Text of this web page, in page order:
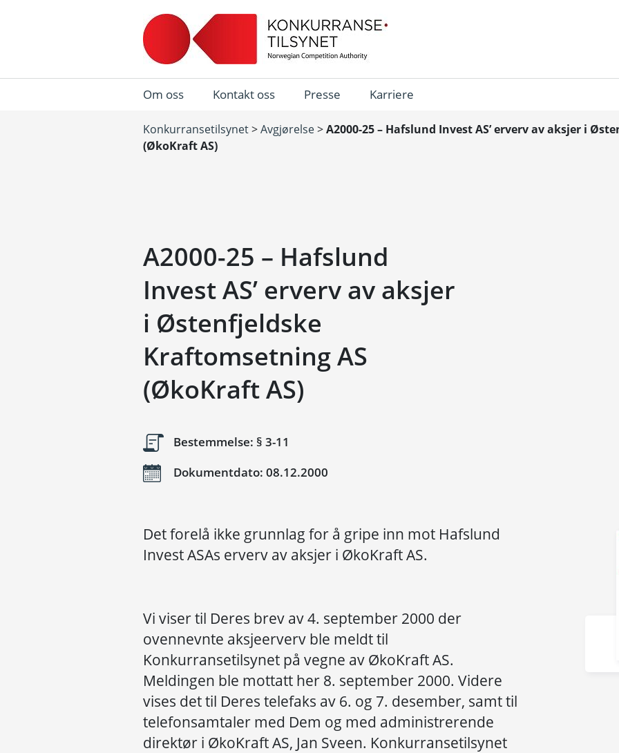
Om oss Kontakt oss Presse Karriere
Konkurransetilsynet>Avgjørelse>A2000-25 – Hafslund Invest AS’ erverv av aksjer i
(ØkoKraft AS)
A2000-25 – Hafslund
Invest AS’ erverv av aksjer
i Østenfjeldske
Kraftomsetning AS
(ØkoKraft AS)
Bestemmelse: § 3-11
Dokumentdato: 08.12.2000
Det forelå ikke grunnlag for å gripe inn mot Hafslund
Invest ASAs erverv av aksjer i ØkoKraft AS.
Vi viser til Deres brev av 4. september 2000 der
ovennevnte aksjeerverv ble meldt til
Konkurransetilsynet på vegne av ØkoKraft AS.
Meldingen ble mottatt her 8. september 2000. Videre
vises det til Deres telefaks av 6. og 7. desember, samt til
telefonsamtaler med Dem og med administrerende
direktør i ØkoKraft AS, Jan Sveen. Konkurransetilsynet